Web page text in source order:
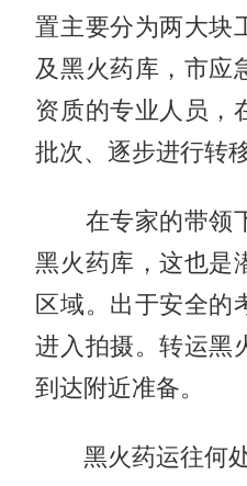
置主要分为两大块
及黑火药库，市应
资质的专业人员，
批次、逐步进行转移
在专家的带领下
黑火药库，这也是
区域。出于安全的
进入拍摄。转运黑
到达附近准备。
黑火药运往何